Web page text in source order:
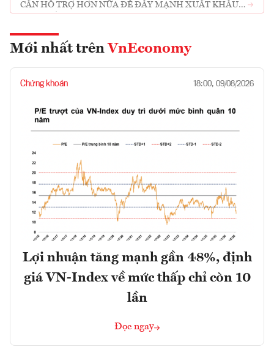
CẦN HỖ TRỢ HƠN NỮA ĐỂ ĐẨY MẠNH XUẤT KHẨU
Mới nhất trên VnEconomy
Chứng khoán 18:00, 09/08/2026
Lợi nhuận tăng mạnh gần 48%, định
giá VN-Index về mức thấp chỉ còn 10
lần
Đọc ngay